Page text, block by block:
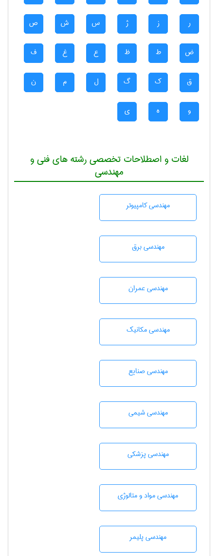
ر ز ژ س ش ص
ض ط ظ ع غ ف
ق ک گ ل م ن
و ه ی
لغات و اصطلاحات تخصصی رشته های فنی و
مهندسی
مهندسی كامپيوتر
مهندسی برق
مهندسی عمران
مهندسی مکانیک
مهندسی صنايع
مهندسي شيمی
مهندسی پزشکی
مهندسی مواد و متالوژی
مهندسی پليمر